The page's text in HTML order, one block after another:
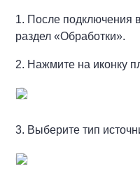
1. После подключения
раздел «Обработки».
2. Нажмите на иконку
3. Выберите тип